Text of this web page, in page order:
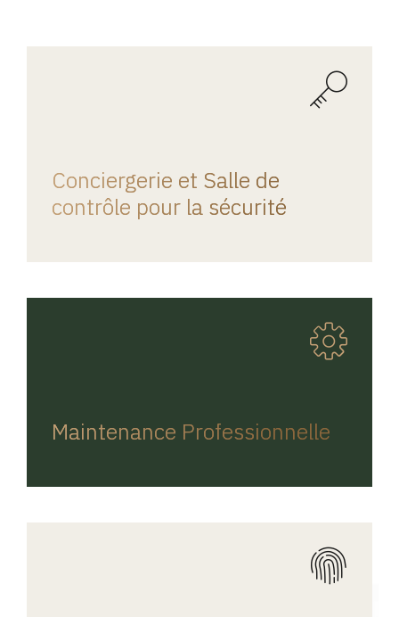
Conciergerie et Salle de
contrôle pour la sécurité
Maintenance Professionnelle